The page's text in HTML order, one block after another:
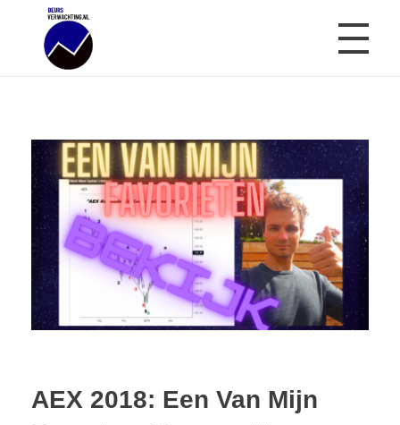
AEX 2018: Een Van Mijn